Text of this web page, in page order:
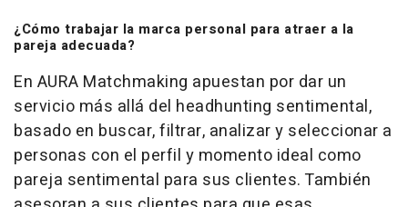
¿Cómo trabajar la marca personal para atraer a la
pareja adecuada?
En AURA Matchmaking apuestan por dar un
servicio más allá del headhunting sentimental,
basado en buscar, filtrar, analizar y seleccionar a
personas con el perfil y momento ideal como
pareja sentimental para sus clientes. También